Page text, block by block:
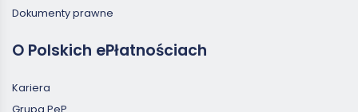
Dokumenty prawne
O Polskich ePłatnościach
Kariera
Grupa PeP